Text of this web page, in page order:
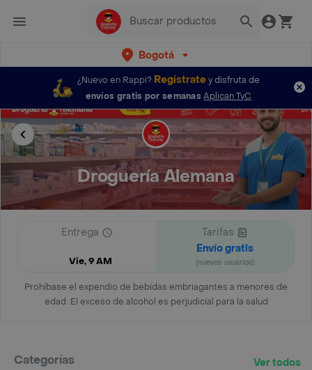
Bogotá
¿Nuevo en Rappi? Regístratey disfruta de
envíos gratis por semanas Aplican TyC
Droguería Alemana
Entrega
Vie, 9 AM
Tarifas
Envío gratis
(nuevos usuarios)
Prohíbase el expendio de bebidas embriagantes a menores de
edad. El exceso de alcohol es perjudicial para la salud
Categorías Ver todos